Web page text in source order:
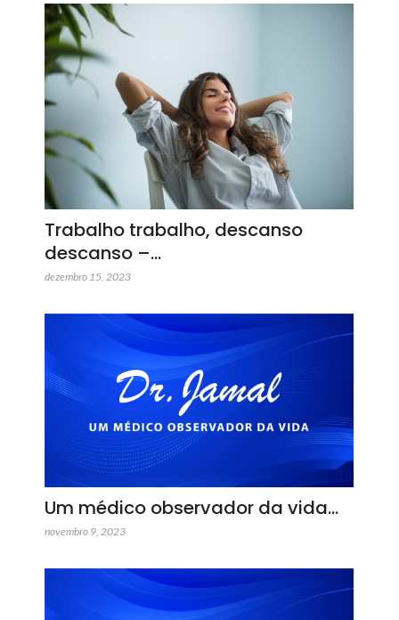
Trabalho trabalho, descanso
descanso –…
dezembro 15, 2023
Um médico observador da vida…
novembro 9, 2023